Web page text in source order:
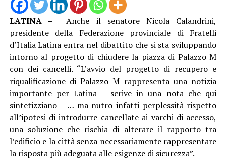
LATINA – Anche il senatore Nicola Calandrini,
presidente della Federazione provinciale di Fratelli
d’Italia Latina entra nel dibattito che si sta sviluppando
intorno al progetto di chiudere la piazza di Palazzo M
con dei cancelli. “L’avvio del progetto di recupero e
riqualificazione di Palazzo M rappresenta una notizia
importante per Latina – scrive in una nota che qui
sintetizziano – … ma nutro infatti perplessità rispetto
all’ipotesi di introdurre cancellate ai varchi di accesso,
una soluzione che rischia di alterare il rapporto tra
l’edificio e la città senza necessariamente rappresentare
la risposta più adeguata alle esigenze di sicurezza”.